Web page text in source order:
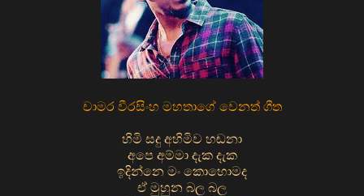
චාමර වීරසිංහ මහතාගේ වෙනත් ගීත
හිමි සදු අහිමිව හඬනා
අපෙ අම්මා දැක දැක
ඉදින්නෙ මං කොහොමද
ඒ මුහුන බල බල